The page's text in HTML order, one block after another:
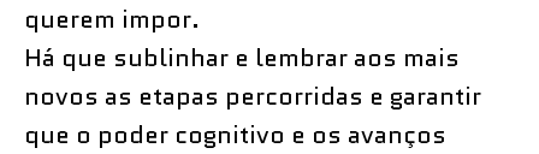
querem impor.
Há que sublinhar e lembrar aos mais
novos as etapas percorridas e garantir
que o poder cognitivo e os avanços